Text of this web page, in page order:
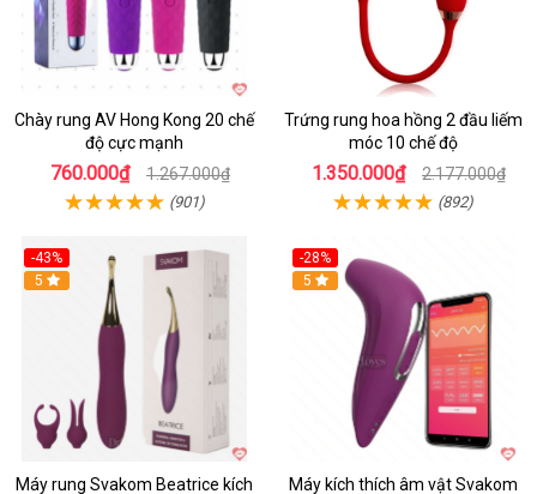
Chày rung AV Hong Kong 20 chế
độ cực mạnh
760.000₫ 1.267.000₫
(901)
Trứng rung hoa hồng 2 đầu liếm
móc 10 chế độ
1.350.000₫ 2.177.000₫
(892)
-43%
Hot
5
Máy rung Svakom Beatrice kích
-28%
Hot
5
Máy kích thích âm vật Svakom